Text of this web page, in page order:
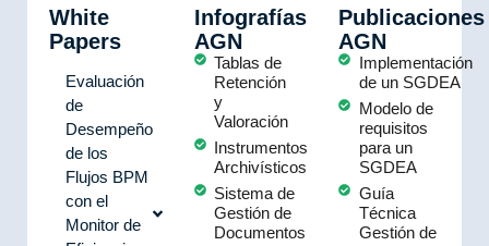
White
Papers
Evaluación
de
Desempeño
de los
Flujos BPM
con el
Monitor de
Infografías
AGN
Tablas de
Retención
y
Valoración
Instrumentos
Archivísticos
Sistema de
Gestión de
Documentos
Publicaciones
AGN
Implementación
de un SGDEA
Modelo de
requisitos
para un
SGDEA
Guía
Técnica
Gestión de